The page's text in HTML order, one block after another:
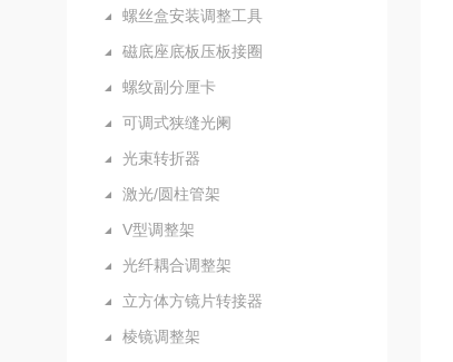
螺丝盒安装调整工具
磁底座底板压板接圈
螺纹副分厘卡
可调式狭缝光阑
光束转折器
激光/圆柱管架
V型调整架
光纤耦合调整架
立方体方镜片转接器
棱镜调整架